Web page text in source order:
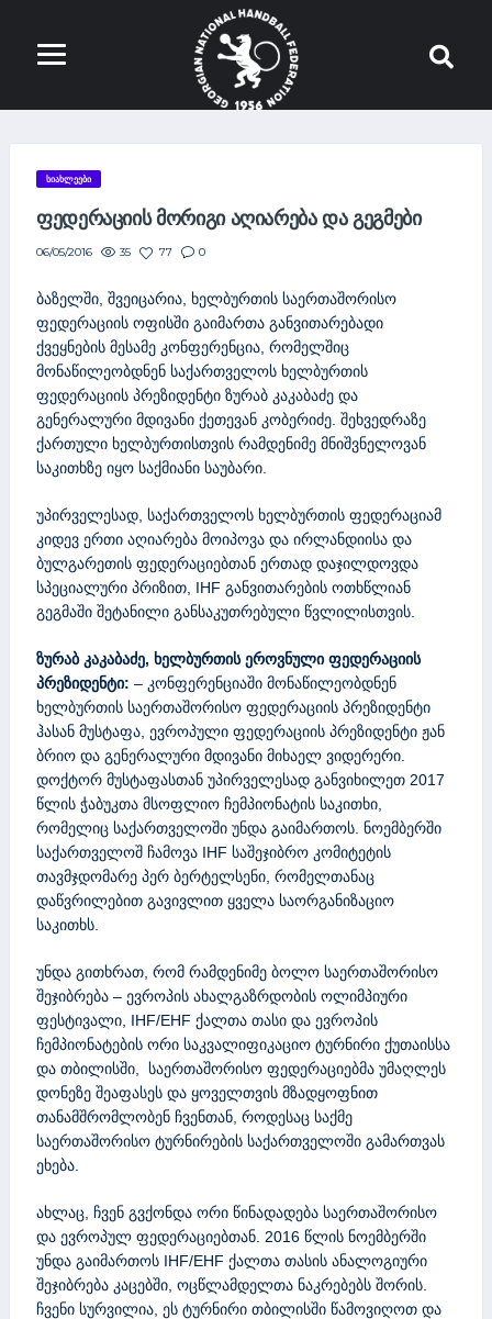
ᲡᲘᲐᲮᲚᲔᲔᲑᲘ
ᲤᲔᲓᲔᲠᲐᲪᲘᲘᲡ ᲛᲝᲠᲘᲒᲘ ᲐᲦᲘᲐᲠᲔᲑᲐ ᲓᲐ ᲒᲔᲒᲛᲔᲑᲘ
06/05/2016 35 77 0
ბაზელში, შვეიცარია, ხელბურთის საერთაშორისო
ფედერაციის ოფისში გაიმართა განვითარებადი
ქვეყნების მესამე კონფერენცია, რომელშიც
მონაწილეობდნენ საქართველოს ხელბურთის
ფედერაციის პრეზიდენტი ზურაბ კაკაბაძე და
გენერალური მდივანი ქეთევან კობერიძე. შეხვედრაზე
ქართული ხელბურთისთვის რამდენიმე მნიშვნელოვან
საკითხზე იყო საქმიანი საუბარი.
უპირველესად, საქართველოს ხელბურთის ფედერაციამ
კიდევ ერთი აღიარება მოიპოვა და ირლანდიისა და
ბულგარეთის ფედერაციებთან ერთად დაჯილდოვდა
სპეციალური პრიზით, IHF განვითარების ოთხწლიან
გეგმაში შეტანილი განსაკუთრებული წვლილისთვის.
ზურაბ კაკაბაძე, ხელბურთის ეროვნული ფედერაციის
პრეზიდენტი: – კონფერენციაში მონაწილეობდნენ
ხელბურთის საერთაშორისო ფედერაციის პრეზიდენტი
ჰასან მუსტაფა, ევროპული ფედერაციის პრეზიდენტი ჟან
ბრიო და გენერალური მდივანი მიხაელ ვიდერერი.
დოქტორ მუსტაფასთან უპირველესად განვიხილეთ 2017
წლის ჭაბუკთა მსოფლიო ჩემპიონატის საკითხი,
რომელიც საქართველოში უნდა გაიმართოს. ნოემბერში
საქართველოშ ჩამოვა IHF საშეჯიბრო კომიტეტის
თავმჯდომარე პერ ბერტელსენი, რომელთანაც
დაწვრილებით გავივლით ყველა საორგანიზაციო
საკითხს.
უნდა გითხრათ, რომ რამდენიმე ბოლო საერთაშორისო
შეჯიბრება – ევროპის ახალგაზრდობის ოლიმპიური
ფესტივალი, IHF/EHF ქალთა თასი და ევროპის
ჩემპიონატების ორი საკვალიფიკაციო ტურნირი ქუთაისსა
და თბილისში, საერთაშორისო ფედერაციებმა უმაღლეს
დონეზე შეაფასეს და ყოველთვის მზადყოფნით
თანამშრომლობენ ჩვენთან, როდესაც საქმე
საერთაშორისო ტურნირების საქართველოში გამართვას
ეხება.
ახლაც, ჩვენ გვქონდა ორი წინადადება საერთაშორისო
და ევროპულ ფედერაციებთან. 2016 წლის ნოემბერში
უნდა გაიმართოს IHF/EHF ქალთა თასის ანალოგიური
შეჯიბრება კაცებში, ოცწლამდელთა ნაკრებებს შორის.
ჩვენი სურვილია, ეს ტურნირი თბილისში წამოვიღოთ და